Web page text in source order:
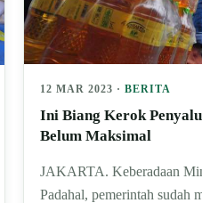
12 MAR 2023 · BERITA
Ini Biang Kerok
Belum Maksimal
JAKARTA. Keberadaan
Padahal, pemerintah sudah